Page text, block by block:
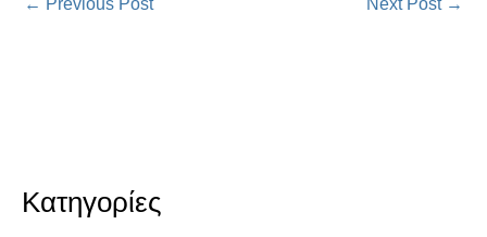
Κατηγορίες